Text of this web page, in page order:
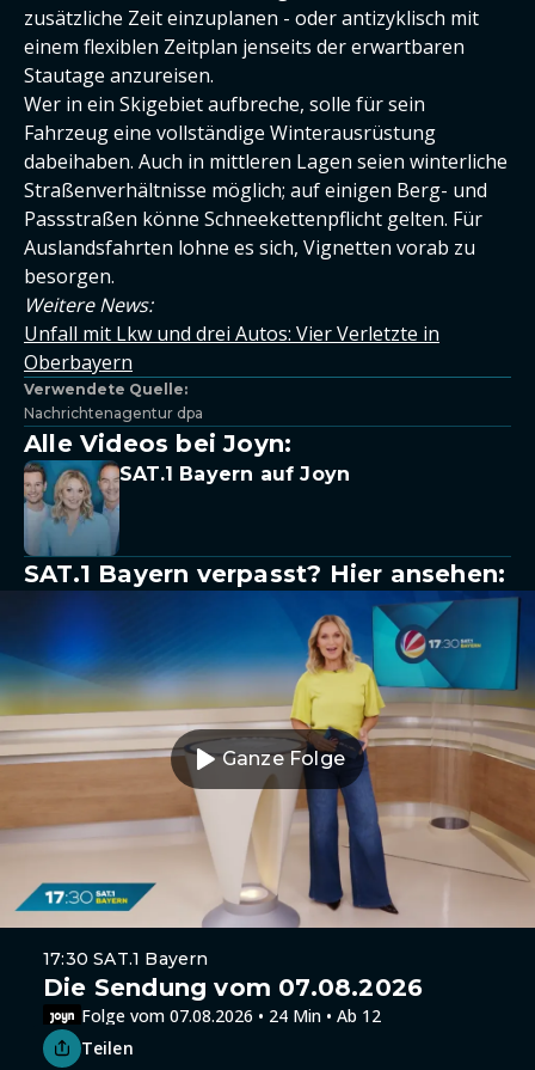
zusätzliche Zeit einzuplanen - oder antizyklisch mit
einem flexiblen Zeitplan jenseits der erwartbaren
Stautage anzureisen.
Wer in ein Skigebiet aufbreche, solle für sein
Fahrzeug eine vollständige Winterausrüstung
dabeihaben. Auch in mittleren Lagen seien winterliche
Straßenverhältnisse möglich; auf einigen Berg- und
Passstraßen könne Schneekettenpflicht gelten. Für
Auslandsfahrten lohne es sich, Vignetten vorab zu
besorgen.
Weitere News:
Unfall mit Lkw und drei Autos: Vier Verletzte in
Oberbayern
Verwendete Quelle:
Nachrichtenagentur dpa
Alle Videos bei Joyn:
SAT.1 Bayern auf Joyn
SAT.1 Bayern verpasst? Hier ansehen:
Ganze Folge
17:30 SAT.1 Bayern
Die Sendung vom 07.08.2026
Folge vom 07.08.2026 • 24 Min • Ab 12
Teilen